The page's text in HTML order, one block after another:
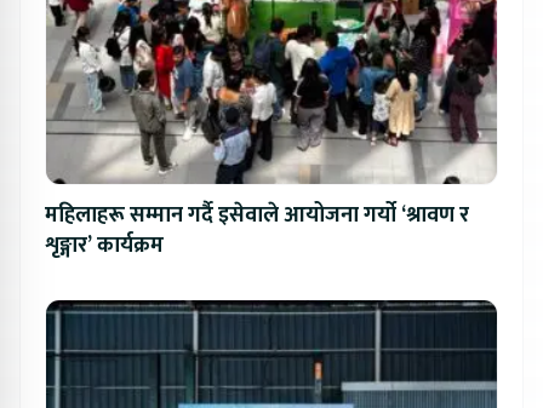
महिलाहरू सम्मान गर्दै इसेवाले आयोजना गर्यो ‘श्रावण र
शृङ्गार’ कार्यक्रम